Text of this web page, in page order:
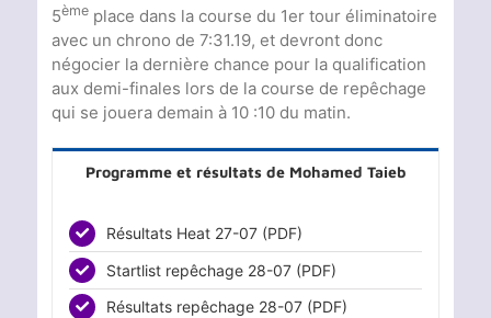
5ème place dans la course du 1er tour éliminatoire
avec un chrono de 7:31.19, et devront donc
négocier la dernière chance pour la qualification
aux demi-finales lors de la course de repêchage
qui se jouera demain à 10 :10 du matin.
Programme et résultats de Mohamed Taieb
Résultats Heat 27-07 (PDF)
Startlist repêchage 28-07 (PDF)
Résultats repêchage 28-07 (PDF)